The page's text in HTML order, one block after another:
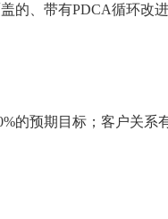
的、带有PDCA循环改
的预期目标；客户关系